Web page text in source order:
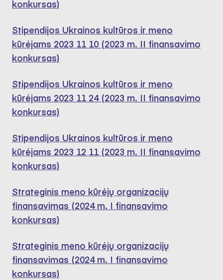
konkursas)
Stipendijos Ukrainos kultūros ir meno
kūrėjams 2023 11 10 (2023 m. II finansavimo
konkursas)
Stipendijos Ukrainos kultūros ir meno
kūrėjams 2023 11 24 (2023 m. II finansavimo
konkursas)
Stipendijos Ukrainos kultūros ir meno
kūrėjams 2023 12 11 (2023 m. II finansavimo
konkursas)
Strateginis meno kūrėjų organizacijų
finansavimas (2024 m. I finansavimo
konkursas)
Strateginis meno kūrėjų organizacijų
finansavimas (2024 m. I finansavimo
konkursas)